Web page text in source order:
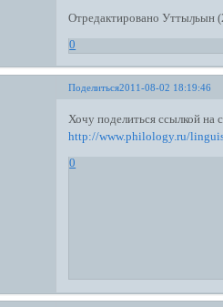
Отредактировано Уттыԓьын
0
Поделиться2011-08-02 18:19:46
Хочу поделиться ссылкой на
http://www.philology.ru/
0